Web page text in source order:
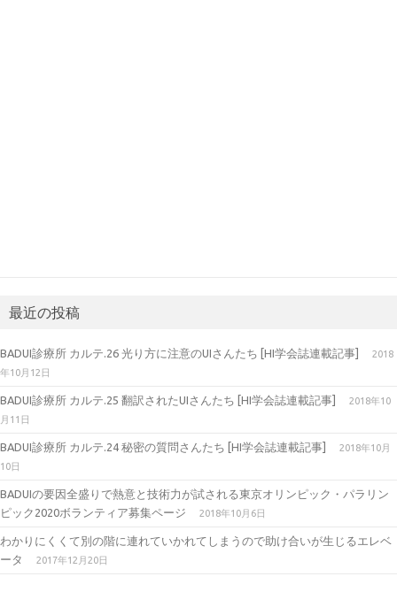
最近の投稿
BADUI診療所 カルテ.26 光り方に注意のUIさんたち [HI学会誌連載記事]
2018
年10月12日
BADUI診療所 カルテ.25 翻訳されたUIさんたち [HI学会誌連載記事]
2018年10
月11日
BADUI診療所 カルテ.24 秘密の質問さんたち [HI学会誌連載記事]
2018年10月
10日
BADUIの要因全盛りで熱意と技術力が試される東京オリンピック・パラリン
ピック2020ボランティア募集ページ
2018年10月6日
わかりにくくて別の階に連れていかれてしまうので助け合いが生じるエレベ
ータ
2017年12月20日